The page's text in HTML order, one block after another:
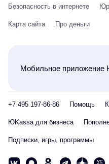
Безопасность в интернете
Карта сайта Про деньги
Мобильное приложение
+7 495 197-86-86 Помощь
ЮKassa для бизнеса
Подписки, игры, программы